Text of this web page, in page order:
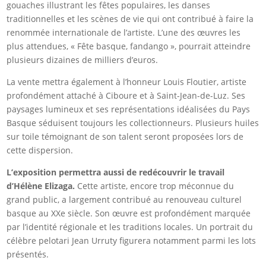
gouaches illustrant les fêtes populaires, les danses
traditionnelles et les scènes de vie qui ont contribué à faire la
renommée internationale de l’artiste. L’une des œuvres les
plus attendues, « Fête basque, fandango », pourrait atteindre
plusieurs dizaines de milliers d’euros.
La vente mettra également à l’honneur Louis Floutier, artiste
profondément attaché à Ciboure et à Saint-Jean-de-Luz. Ses
paysages lumineux et ses représentations idéalisées du Pays
Basque séduisent toujours les collectionneurs. Plusieurs huiles
sur toile témoignant de son talent seront proposées lors de
cette dispersion.
L’exposition permettra aussi de redécouvrir le travail
d’Hélène Elizaga. Cette artiste, encore trop méconnue du
grand public, a largement contribué au renouveau culturel
basque au XXe siècle. Son œuvre est profondément marquée
par l’identité régionale et les traditions locales. Un portrait du
célèbre pelotari Jean Urruty figurera notamment parmi les lots
présentés.